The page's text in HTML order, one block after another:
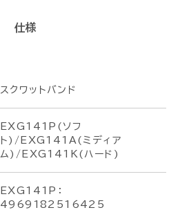
仕様
スクワットバンド
EXG141P(ソフ
ト)/EXG141A(ミディア
ム)/EXG141K(ハード)
EXG141P：
4969182516425